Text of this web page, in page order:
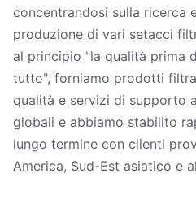
concentrandosi sulla ricerca
produzione di vari setacci
al principio "la qualità prima
tutto", forniamo prodotti
qualità e servizi di supporto
globali e abbiamo stabilito
lungo termine con clienti
America, Sud-Est asiatico e